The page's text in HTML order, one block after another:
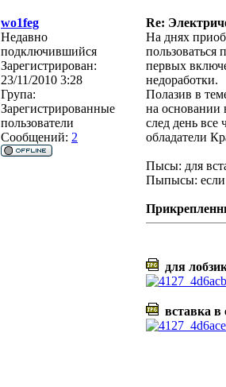
wo1feg Re:
Недавно
подключившийся
Зарегистрирован:
23/11/2010 3:28
Група:
Зарегистрированные
пользователи
Сообщений: 2
На днях
пользоваться
первых
недоработки.
Полазив в
на основании
след день
обладатели
Пысы: для
Пыпысы: если
для
вставка в